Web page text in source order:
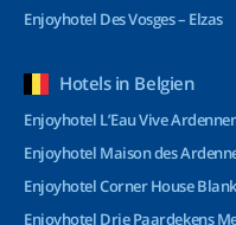
Enjoyhotel Des Vosges – Elzas
Hotels in Belgien
Enjoyhotel L’Eau Vive
Enjoyhotel Maison des
Enjoyhotel Corner House
Enjoyhotel Drie Paardekens